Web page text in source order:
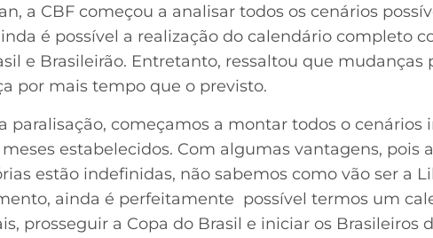
a CBF começou a analisar todos os cenários
é possível a realização do calendário completo
e Brasileirão. Entretanto, ressaltou que mudanças
por mais tempo que o previsto.
paralisação, começamos a montar todos o cenários
estabelecidos. Com algumas vantagens, pois
estão indefinidas, não sabemos como vão ser a
ainda é perfeitamente possível termos um
prosseguir a Copa do Brasil e iniciar os Brasileiros